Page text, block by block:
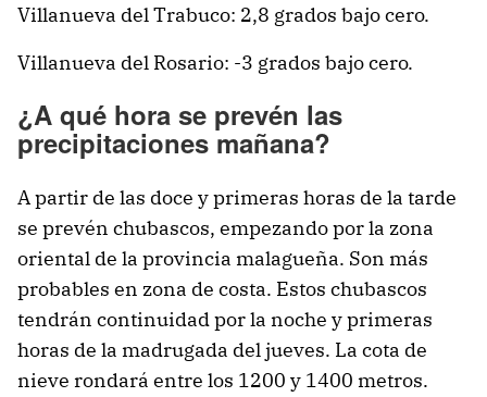
Villanueva del Trabuco: 2,8 grados bajo cero.
Villanueva del Rosario: -3 grados bajo cero.
¿A qué hora se prevén las
precipitaciones mañana?
A partir de las doce y primeras horas de la tarde
se prevén chubascos, empezando por la zona
oriental de la provincia malagueña. Son más
probables en zona de costa. Estos chubascos
tendrán continuidad por la noche y primeras
horas de la madrugada del jueves. La cota de
nieve rondará entre los 1200 y 1400 metros.